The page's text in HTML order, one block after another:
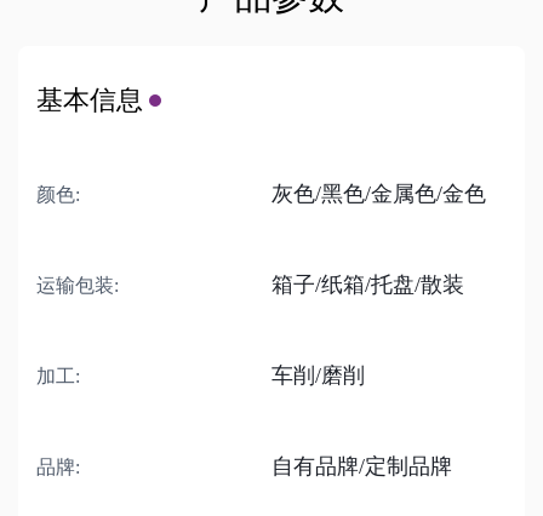
基本信息
颜色: 灰色/黑色/金属色/金色
运输包装: 箱子/纸箱/托盘/散装
加工: 车削/磨削
品牌: 自有品牌/定制品牌